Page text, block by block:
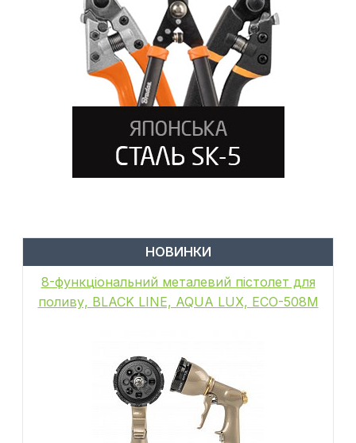
НОВИНКИ
8-функціональний металевий пістолет для
поливу, BLACK LINE, AQUA LUX, ECO-508M